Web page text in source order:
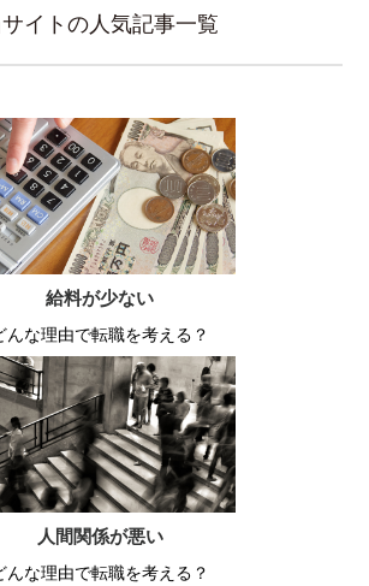
イトの人気記事一覧
給料が少ない
んな理由で転職を考える？
人間関係が悪い
んな理由で転職を考える？